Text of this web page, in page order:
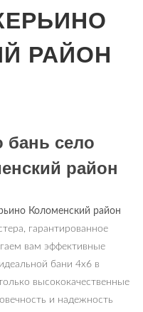
РАЙОН
бань село
район
Коломенский район
гарантированное
вам эффективные
бани 4х6 в
высококачественные
и надежность